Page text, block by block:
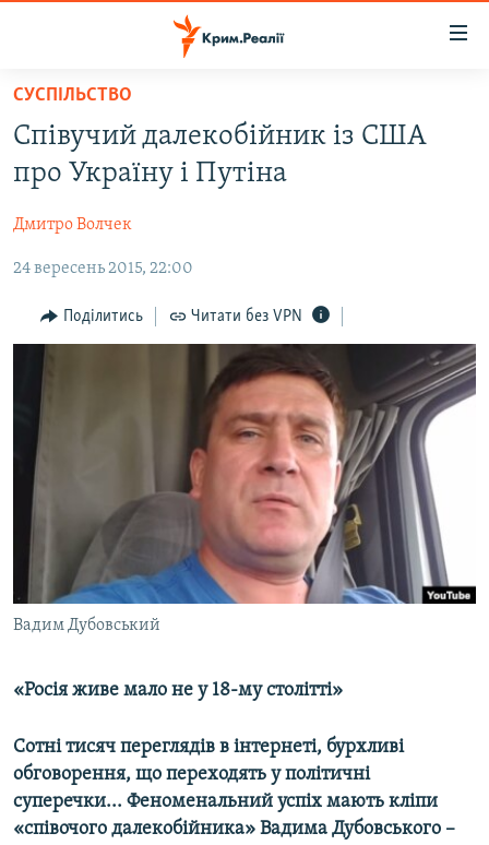
Перейти
основного
матеріалу
Перейти
до
навігації
Перейти
пошуку
ВОДА.КРИМ
ВІДЕО ТА ФОТО
ПОЛІТИКА
БЛОГИ
ПОГЛЯД
ІНТЕРВ'Ю
ВСЕ ЗА ДЕНЬ
СПЕЦПРОЕКТИ
ВІДЕОУРОКИ «ELIFBE»
СВІДЧЕННЯ ОКУПАЦІЇ
УКРАЇНСЬКА ПРОБЛЕМА КРИМУ
ІНФОГРАФІКА
ЯК ОБІЙТИ БЛОКУВАННЯ
Русский
Qırımtatar
ДОЛУЧАЙСЯ!
СУСПІЛЬСТВО
Співучий далекобійник із США
про Україну і Путіна
Дмитро Волчек
24 вересень 2015, 22:00
Поділитись Читати без VPN
Вадим Дубовський
«Росія живе мало не у 18-му столітті»
Сотні тисяч переглядів в інтернеті, бурхливі
обговорення, що переходять у політичні
суперечки... Феноменальний успіх мають кліпи
«співочого далекобійника» Вадима Дубовського –